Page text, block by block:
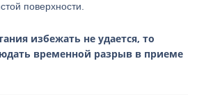
поверхности.
избежать не удается, то
временной разрыв в приеме